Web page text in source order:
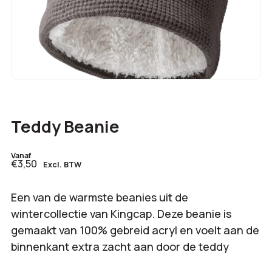
Teddy Beanie
Vanaf
€3,50 Excl. BTW
Een van de warmste beanies uit de
wintercollectie van Kingcap. Deze beanie is
gemaakt van 100% gebreid acryl en voelt aan de
binnenkant extra zacht aan door de teddy